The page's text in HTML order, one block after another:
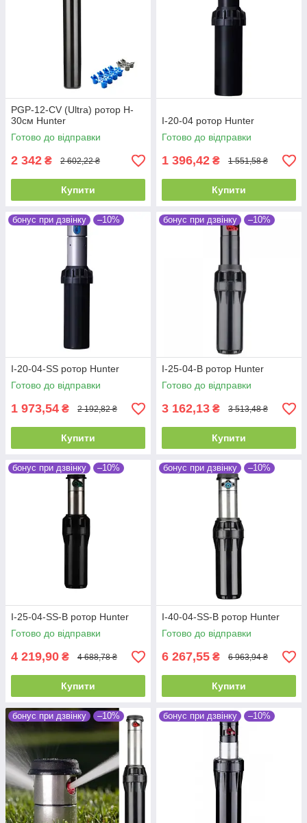
PGP-12-CV (Ultra) ротор H-
30см Hunter
Готово до відправки
2 342 ₴ 2 602,22 ₴
Купити
I-20-04 ротор Hunter
Готово до відправки
1 396,42 ₴ 1 551,58 ₴
Купити
бонус при дзвінку –10%
I-20-04-SS ротор Hunter
Готово до відправки
1 973,54 ₴ 2 192,82 ₴
Купити
бонус при дзвінку –10%
I-25-04-B ротор Hunter
Готово до відправки
3 162,13 ₴ 3 513,48 ₴
Купити
бонус при дзвінку –10%
I-25-04-SS-B ротор Hunter
Готово до відправки
4 219,90 ₴ 4 688,78 ₴
Купити
бонус при дзвінку –10%
I-40-04-SS-B ротор Hunter
Готово до відправки
6 267,55 ₴ 6 963,94 ₴
Купити
бонус при дзвінку –10% бонус при дзвінку –10%